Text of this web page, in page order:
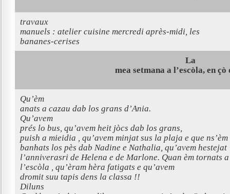
travaux
manuels : atelier cuisine mercredi après-midi, les
bananes-cerises
La
mea setmana a l’escòla, en
Qu’èm
anats a cazau dab los grans d’Ania.
Qu’avem
prés lo bus, qu’avem heit jòcs dab los grans,
puish a mieidia , qu’avem minjat sus la plaja e que ns’èm
banhats los pès dab Nadine e Nathalia, qu’avem hestejat
l’anniverasri de Helena e de Marlone. Quan èm tornats a
l’escòla , qu’èram hèra fatigats e qu’avem
dromit suu tapis dens la classa !!
Diluns